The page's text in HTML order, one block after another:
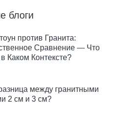
блоги
против Гранита:
Сравнение — Что
Каком Контексте?
между гранитными
2 см и 3 см?